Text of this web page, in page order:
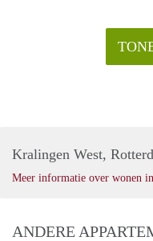
Kralingen West,
Meer informatie over wonen
ANDERE